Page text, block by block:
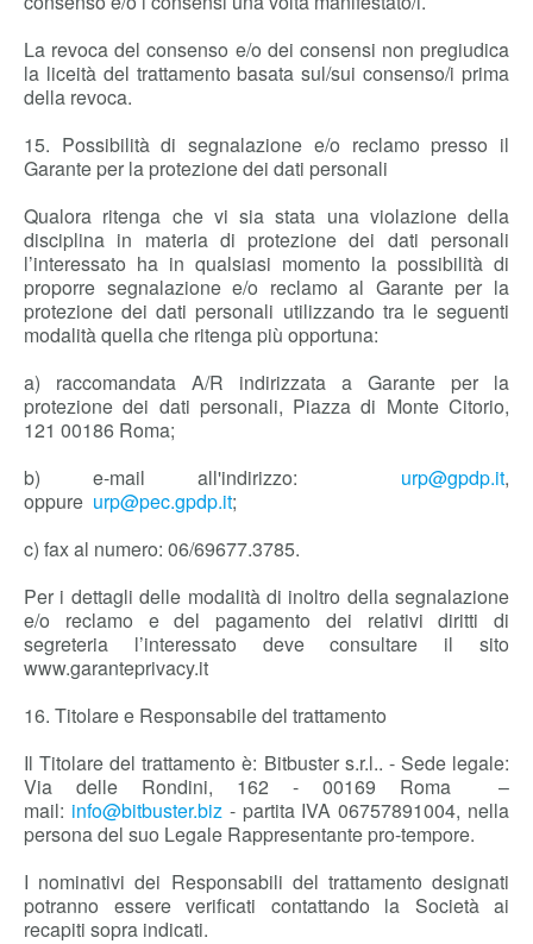
La revoca del consenso e/o dei consensi non pregiudica
la liceità del trattamento basata sul/sui consenso/i prima
della revoca.
15. Possibilità di segnalazione e/o reclamo presso il
Garante per la protezione dei dati personali
Qualora ritenga che vi sia stata una violazione della
disciplina in materia di protezione dei dati personali
l’interessato ha in qualsiasi momento la possibilità di
proporre segnalazione e/o reclamo al Garante per la
protezione dei dati personali utilizzando tra le seguenti
modalità quella che ritenga più opportuna:
a) raccomandata A/R indirizzata a Garante per la
protezione dei dati personali, Piazza di Monte Citorio,
121 00186 Roma;
b) e-mail all'indirizzo: urp@gpdp.it,
oppure urp@pec.gpdp.it;
c) fax al numero: 06/69677.3785.
Per i dettagli delle modalità di inoltro della segnalazione
e/o reclamo e del pagamento dei relativi diritti di
segreteria l’interessato deve consultare il sito
www.garanteprivacy.it
16. Titolare e Responsabile del trattamento
Il Titolare del trattamento è: Bitbuster s.r.l.. - Sede legale:
Via delle Rondini, 162 - 00169 Roma –
mail: info@bitbuster.biz- partita IVA 06757891004, nella
persona del suo Legale Rappresentante pro-tempore.
I nominativi dei Responsabili del trattamento designati
potranno essere verificati contattando la Società ai
recapiti sopra indicati.